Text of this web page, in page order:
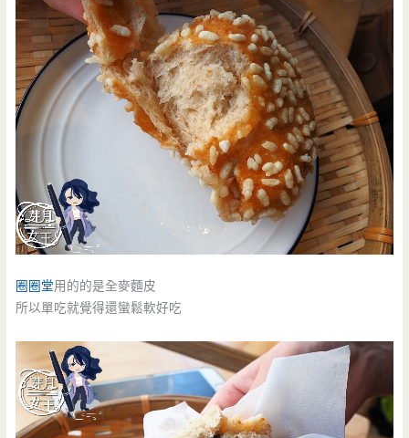
圈圈堂用的的是全麥麵皮
所以單吃就覺得還蠻鬆軟好吃